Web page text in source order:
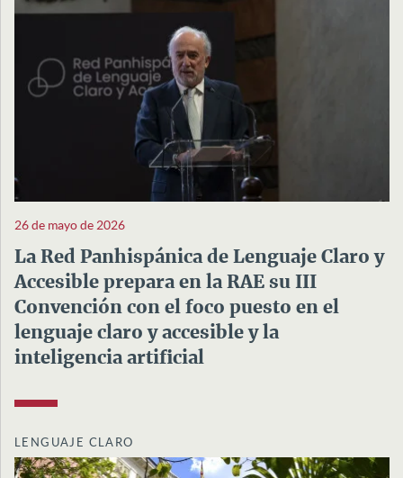
26 de mayo de 2026
La Red Panhispánica de Lenguaje Claro y
Accesible prepara en la RAE su III
Convención con el foco puesto en el
lenguaje claro y accesible y la
inteligencia artificial
LENGUAJE CLARO